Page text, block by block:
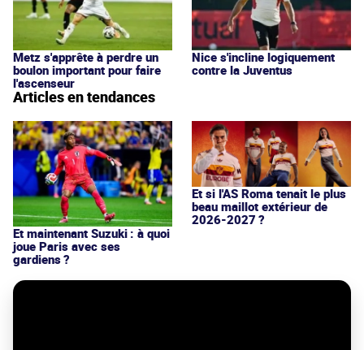
Metz s'apprête à perdre un
boulon important pour faire
l'ascenseur
Nice s'incline logiquement
contre la Juventus
Articles en tendances
Et maintenant Suzuki : à quoi
joue Paris avec ses
gardiens ?
Et si l'AS Roma tenait le plus
beau maillot extérieur de
2026-2027 ?